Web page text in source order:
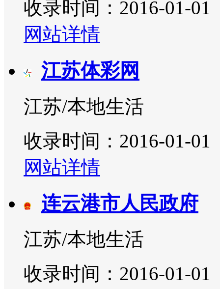
收录时间：2016-01-01
网站详情
江苏体彩网
江苏/本地生活
收录时间：2016-01-01
网站详情
连云港市人民政府
江苏/本地生活
收录时间：2016-01-01